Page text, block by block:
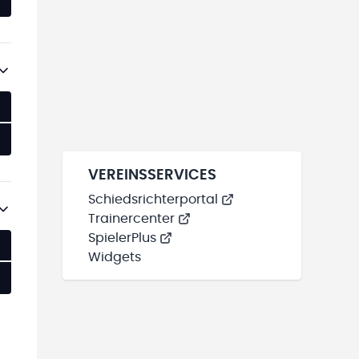
VEREINSSERVICES
Schiedsrichterportal
Trainercenter
SpielerPlus
Widgets